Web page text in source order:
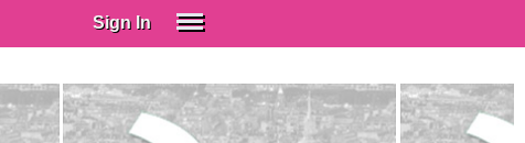
Sign In
Spanish (Spain)